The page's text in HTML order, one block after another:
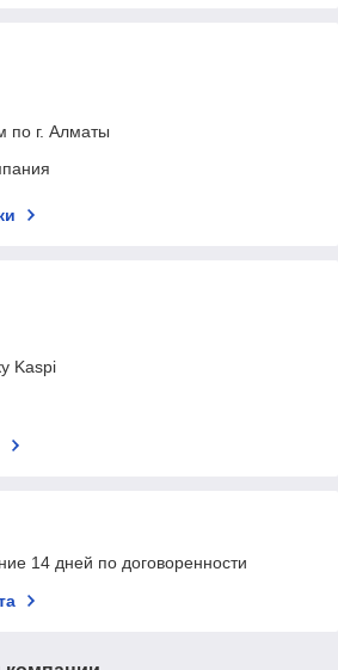
по г. Алматы
Kaspi
14 дней по договоренности